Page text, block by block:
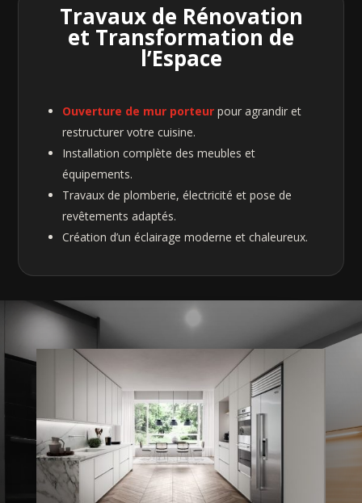
Travaux de Rénovation
et Transformation de
l’Espace
Ouverture de mur porteur pour agrandir et
restructurer votre cuisine.
Installation complète des meubles et
équipements.
Travaux de plomberie, électricité et pose de
revêtements adaptés.
Création d’un éclairage moderne et chaleureux.